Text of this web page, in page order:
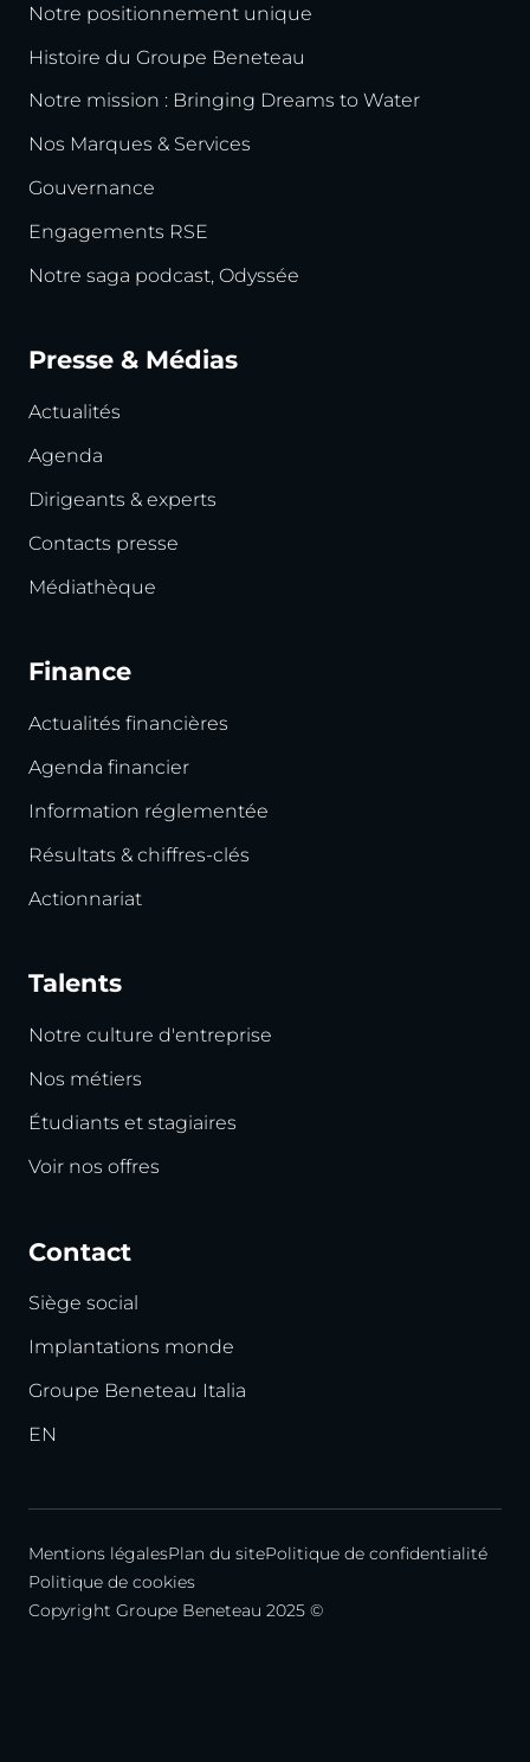
Notre positionnement unique
Histoire du Groupe Beneteau
Notre mission : Bringing Dreams to Water
Nos Marques & Services
Gouvernance
Engagements RSE
Notre saga podcast, Odyssée
Presse & Médias
Actualités
Agenda
Dirigeants & experts
Contacts presse
Médiathèque
Finance
Actualités financières
Agenda financier
Information réglementée
Résultats & chiffres-clés
Actionnariat
Talents
Notre culture d'entreprise
Nos métiers
Étudiants et stagiaires
Voir nos offres
Contact
Siège social
Implantations monde
Groupe Beneteau Italia
EN
Mentions légalesPlan du sitePolitique de confidentialité
Politique de cookies
Copyright Groupe Beneteau 2025 ©